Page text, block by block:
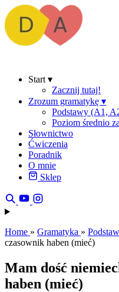
Start ▾
Zacznij tutaj!
Zrozum gramatykę ▾
Podstawy (A1,
Poziom średnio
Słownictwo
Ćwiczenia
Poradnik
O mnie
Sklep
Home » Gramatyka »
czasownik haben (mieć)
Mam dość
haben (mieć)